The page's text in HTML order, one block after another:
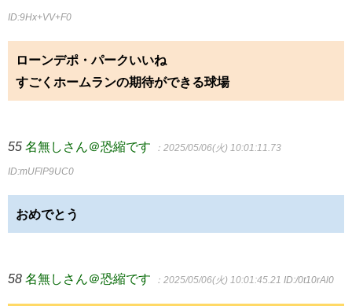
ID:9Hx+VV+F0
ローンデポ・パークいいね
すごくホームランの期待ができる球場
55 名無しさん＠恐縮です ：2025/05/06(火) 10:01:11.73
ID:mUFlP9UC0
おめでとう
58 名無しさん＠恐縮です ：2025/05/06(火) 10:01:45.21 ID:/0t10rAl0